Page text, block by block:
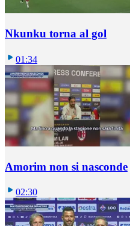
Nkunku torna al gol
01:34
Amorim non si nasconde
02:30